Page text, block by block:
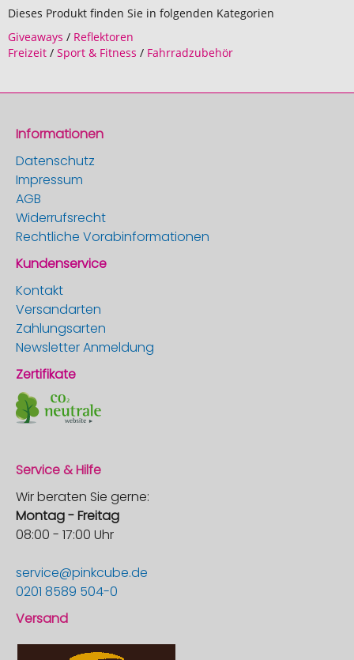
Dieses Produkt finden Sie in folgenden Kategorien
Giveaways / Reflektoren
Freizeit / Sport & Fitness / Fahrradzubehör
Informationen
Datenschutz
Impressum
AGB
Widerrufsrecht
Rechtliche Vorabinformationen
Kundenservice
Kontakt
Versandarten
Zahlungsarten
Newsletter Anmeldung
Zertifikate
Service & Hilfe
Wir beraten Sie gerne:
Montag - Freitag
08:00 - 17:00 Uhr
service@pinkcube.de
0201 8589 504-0
Versand